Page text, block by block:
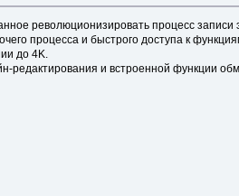
революционизировать процесс записи
процесса и быстрого доступа к
до 4K.
редактирования и встроенной функции